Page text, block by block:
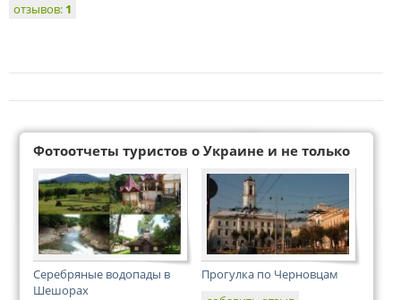
отзывов: 1
Фотоотчеты туристов о Украине и не только
Серебряные водопады в
Шешорах
Прогулка по Черновцам